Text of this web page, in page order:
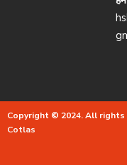
Copyright © 2024. All
Cotlas